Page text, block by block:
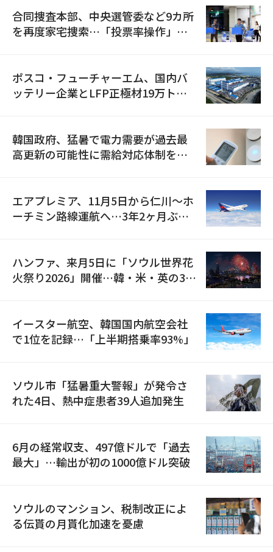
合同捜査本部、中央選管委など9カ所
を再度家宅捜索…「投票率操作」の
ポスコ・フューチャーエム、国内バ
ッテリー企業とLFP正極材19万トン
韓国政府、猛暑で電力需要が過去最
高更新の可能性に需給対応体制を点
エアプレミア、11月5日から仁川〜ホ
ーチミン路線運航へ…3年2ヶ月ぶり
ハンファ、来月5日に「ソウル世界花
火祭り2026」開催…韓・米・英の3カ
イースター航空、韓国国内航空会社
で1位を記録…「上半期搭乗率93%」
ソウル市「猛暑重大警報」が発令さ
れた4日、熱中症患者39人追加発生
6月の経常収支、497億ドルで「過去
最大」…輸出が初の1000億ドル突破
ソウルのマンション、税制改正によ
る伝貰の月貰化加速を憂慮